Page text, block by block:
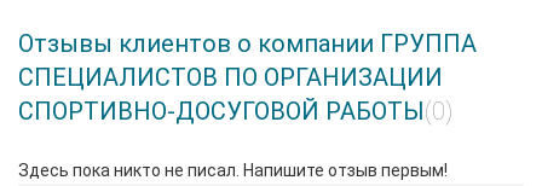
Отзывы клиентов о компании ГРУППА
СПЕЦИАЛИСТОВ ПО ОРГАНИЗАЦИИ
СПОРТИВНО-ДОСУГОВОЙ РАБОТЫ(0)
Здесь пока никто не писал. Напишите отзыв первым!